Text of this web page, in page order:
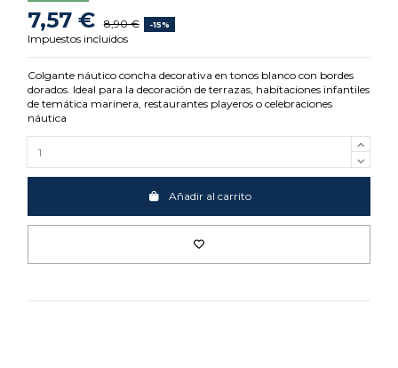
7,57 € 8,90 € -15%
Impuestos incluidos
Colgante náutico concha decorativa en tonos blanco con bordes
dorados. Ideal para la decoración de terrazas, habitaciones infantiles
de temática marinera, restaurantes playeros o celebraciones
náutica
Añadir al carrito